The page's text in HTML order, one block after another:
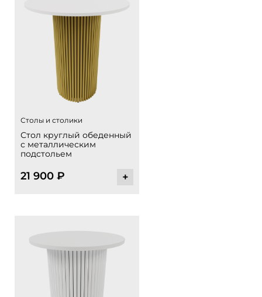
Столы и столики
Стол круглый обеденный
с металлическим
подстольем
21 900 ₽ +